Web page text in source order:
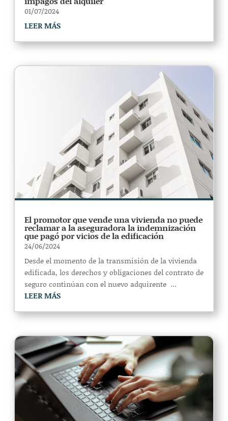
01/07/2024
LEER MÁS
El promotor que vende una vivienda no puede
reclamar a la aseguradora la indemnización
que pagó por vicios de la edificación
24/06/2024
Desde el momento de la transmisión de la vivienda
edificada, los derechos y obligaciones del contrato de
seguro continúan con el nuevo adquirente ...
LEER MÁS